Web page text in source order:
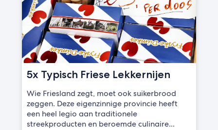
5x Typisch Friese Lekkernijen
Wie Friesland zegt, moet ook suikerbrood
zeggen. Deze eigenzinnige provincie heeft
een heel legio aan traditionele
streekproducten en beroemde culinaire...